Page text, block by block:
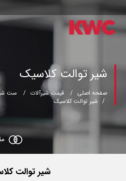
شیر توالت کلاسیک
صفحه اصلی قیمت شیرآلات ست
شیر توالت کلاسیک
شیر توالت